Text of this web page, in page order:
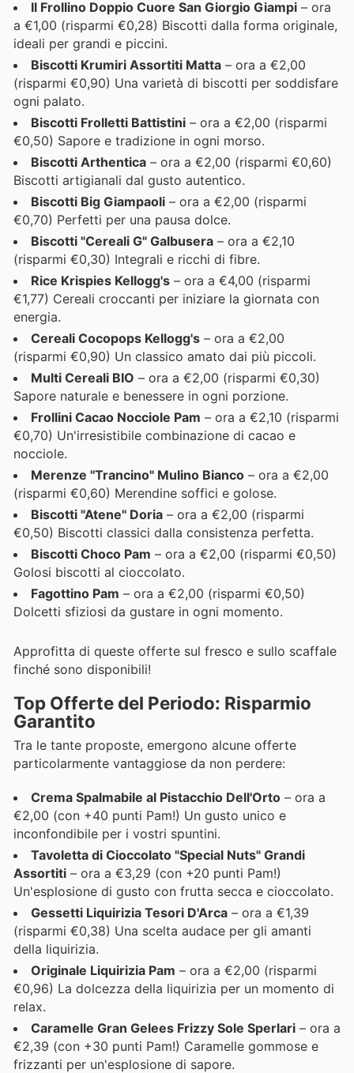
Il Frollino Doppio Cuore San Giorgio Giampi – ora
a €1,00 (risparmi €0,28) Biscotti dalla forma originale,
ideali per grandi e piccini.
Biscotti Krumiri Assortiti Matta – ora a €2,00
(risparmi €0,90) Una varietà di biscotti per soddisfare
ogni palato.
Biscotti Frolletti Battistini – ora a €2,00 (risparmi
€0,50) Sapore e tradizione in ogni morso.
Biscotti Arthentica – ora a €2,00 (risparmi €0,60)
Biscotti artigianali dal gusto autentico.
Biscotti Big Giampaoli – ora a €2,00 (risparmi
€0,70) Perfetti per una pausa dolce.
Biscotti "Cereali G" Galbusera – ora a €2,10
(risparmi €0,30) Integrali e ricchi di fibre.
Rice Krispies Kellogg's – ora a €4,00 (risparmi
€1,77) Cereali croccanti per iniziare la giornata con
energia.
Cereali Cocopops Kellogg's – ora a €2,00
(risparmi €0,90) Un classico amato dai più piccoli.
Multi Cereali BIO – ora a €2,00 (risparmi €0,30)
Sapore naturale e benessere in ogni porzione.
Frollini Cacao Nocciole Pam – ora a €2,10 (risparmi
€0,70) Un'irresistibile combinazione di cacao e
nocciole.
Merenze "Trancino" Mulino Bianco – ora a €2,00
(risparmi €0,60) Merendine soffici e golose.
Biscotti "Atene" Doria – ora a €2,00 (risparmi
€0,50) Biscotti classici dalla consistenza perfetta.
Biscotti Choco Pam – ora a €2,00 (risparmi €0,50)
Golosi biscotti al cioccolato.
Fagottino Pam – ora a €2,00 (risparmi €0,50)
Dolcetti sfiziosi da gustare in ogni momento.
Approfitta di queste offerte sul fresco e sullo scaffale
finché sono disponibili!
Top Offerte del Periodo: Risparmio
Garantito
Tra le tante proposte, emergono alcune offerte
particolarmente vantaggiose da non perdere:
Crema Spalmabile al Pistacchio Dell'Orto – ora a
€2,00 (con +40 punti Pam!) Un gusto unico e
inconfondibile per i vostri spuntini.
Tavoletta di Cioccolato "Special Nuts" Grandi
Assortiti – ora a €3,29 (con +20 punti Pam!)
Un'esplosione di gusto con frutta secca e cioccolato.
Gessetti Liquirizia Tesori D'Arca – ora a €1,39
(risparmi €0,38) Una scelta audace per gli amanti
della liquirizia.
Originale Liquirizia Pam – ora a €2,00 (risparmi
€0,96) La dolcezza della liquirizia per un momento di
relax.
Caramelle Gran Gelees Frizzy Sole Sperlari – ora a
€2,39 (con +30 punti Pam!) Caramelle gommose e
frizzanti per un'esplosione di sapore.